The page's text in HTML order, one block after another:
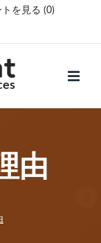
トを見る (0)
由